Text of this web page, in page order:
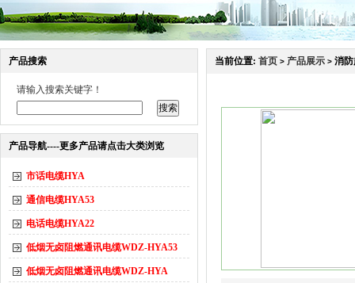
产品搜索
请输入搜索关键字！
产品导航----更多产品请点击大类浏览
市话电缆HYA
通信电缆HYA53
电话电缆HYA22
低烟无卤阻燃通讯电缆WDZ-HYA53
低烟无卤阻燃通讯电缆WDZ-HYA
当前位置: 首页 > 产品展示 > 消